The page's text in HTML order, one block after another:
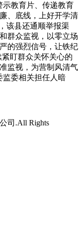
示教育片、传递教育
、底线，上好开学清
该县还通顺举报渠
群众监视，以零立场
的强烈信号，让铁纪
盯群众关怀关心的
监视，为营制风清气
监委相关担任人暗
司.All Rights